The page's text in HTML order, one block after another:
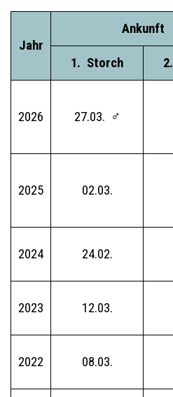
Jahr
Ankunft
1. Storch 2.
2026 27.03. ♂
2025 02.03.
2024 24.02.
2023 12.03.
2022 08.03.